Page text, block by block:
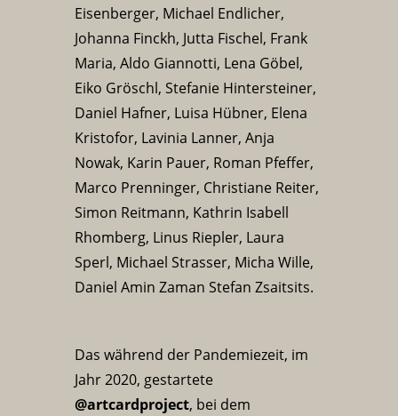
Eisenberger, Michael Endlicher,
Johanna Finckh, Jutta Fischel, Frank
Maria, Aldo Giannotti, Lena Göbel,
Eiko Gröschl, Stefanie Hintersteiner,
Daniel Hafner, Luisa Hübner, Elena
Kristofor, Lavinia Lanner, Anja
Nowak, Karin Pauer, Roman Pfeffer,
Marco Prenninger, Christiane Reiter,
Simon Reitmann, Kathrin Isabell
Rhomberg, Linus Riepler, Laura
Sperl, Michael Strasser, Micha Wille,
Daniel Amin Zaman Stefan Zsaitsits.
Das während der Pandemiezeit, im
Jahr 2020, gestartete
@artcardproject, bei dem